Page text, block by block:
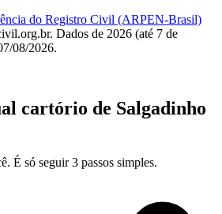
do Registro Civil (ARPEN-Brasil)
Dados de 2026 (até 7 de
08/2026.
cartório de Salgadinho
É só seguir 3 passos simples.